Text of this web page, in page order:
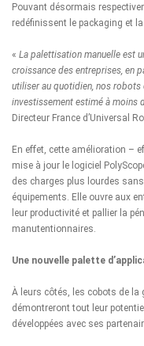
Pouvant désormais
redéfinissent le packaging et
« La palettisation manuelle est
croissance des entreprises, en
utiliser au quotidien, nos
investissement estimé à moins
Directeur France d’Universal
En effet, cette amélioration –
mise à jour le logiciel
des charges plus lourdes
équipements. Elle ouvre aux
leur productivité et pallier la
manutentionnaires.
Une nouvelle palette
À leurs côtés, les cobots de la
démontreront tout leur
développées avec ses